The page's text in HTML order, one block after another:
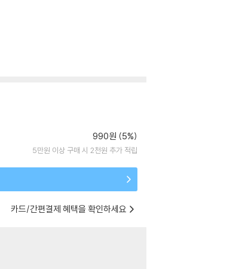
990원 (5%)
5만원 이상 구매 시 2천원 추가 적립
카드/간편결제 혜택을 확인하세요